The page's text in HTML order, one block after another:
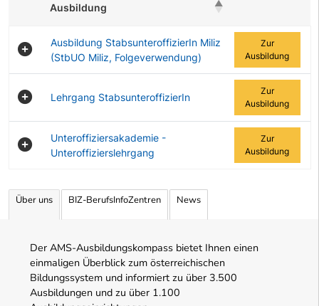
Ausbildung
Ausbildung StabsunteroffizierIn Miliz
(StbUO Miliz, Folgeverwendung)
Zur
Ausbildung
Lehrgang StabsunteroffizierIn
Zur
Ausbildung
Unteroffiziersakademie -
Unteroffizierslehrgang
Zur
Ausbildung
Über uns BIZ-BerufsInfoZentren News
Der AMS-Ausbildungskompass bietet Ihnen einen
einmaligen Überblick zum österreichischen
Bildungssystem und informiert zu über 3.500
Ausbildungen und zu über 1.100